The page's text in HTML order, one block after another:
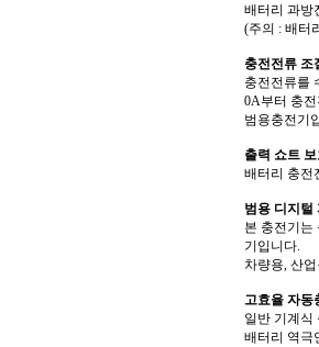
배터리 과방
(주의 : 배터
충전전류 조
충전전류를
0A부터 충
범용충전기
출력 쇼트
배터리 충전
범용 디지털
본 충전기는
기입니다.
차량용, 산
고효율 자동
일반 기계식
배터리 역극